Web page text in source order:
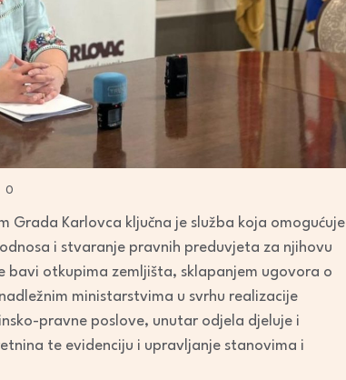
0
Karlovca ključna je služba koja omogućuje
i stvaranje pravnih preduvjeta za njihovu
bavi otkupima zemljišta, sklapanjem ugovora o
ministarstvima u svrhu realizacije
pravne poslove, unutar odjela djeluje i
te evidenciju i upravljanje stanovima i